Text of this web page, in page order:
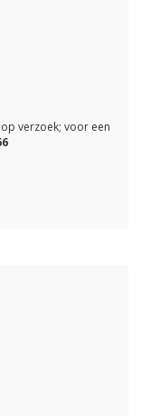
verzoek; voor een